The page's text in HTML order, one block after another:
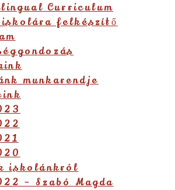
Curriculum
felkészítő
munkarendje
iskolánkról
– Szabó Magda